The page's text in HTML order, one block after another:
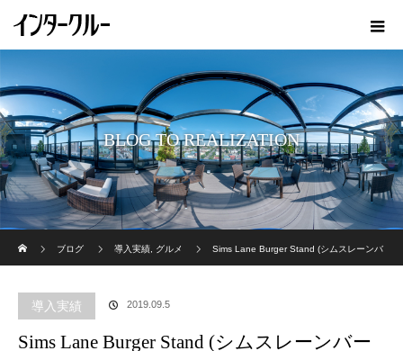
BLOG TO REALIZATION
ブログ
導入実績 グルメ Sims Lane Burger Stand (シムスレーンバ
導入実績 2019.09.5
Sims Lane Burger Stand (シムスレーンバー